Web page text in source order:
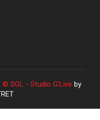
© SGL - Studio G'Live by